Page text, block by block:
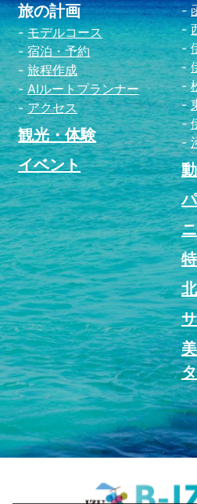
旅の計画
モデルコース
宿泊・予約
旅程作成
AIルートプランナー
アクセス
観光・体験
イベント